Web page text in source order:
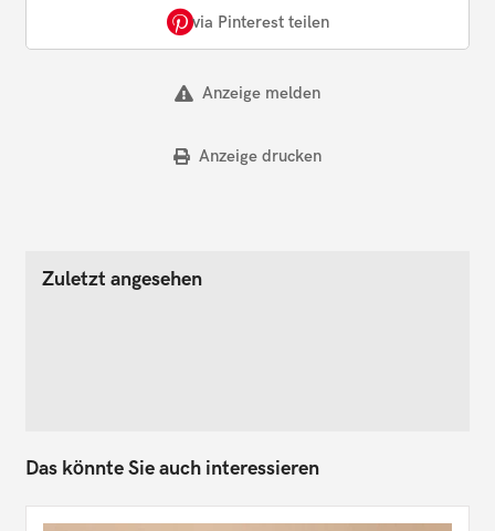
via Pinterest teilen
Anzeige melden
Anzeige drucken
Zuletzt angesehen
Das könnte Sie auch interessieren